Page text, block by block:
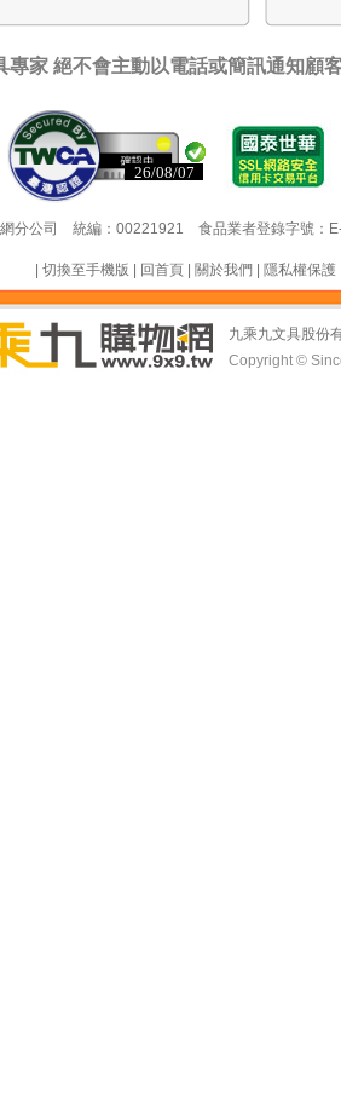
專家 絕不會主動以電話或簡訊通知顧
26/08/07
26/08/07
網分公司 統編：00221921 食品業者登錄字號
| 切換至手機版 | 回首頁| 關於我們| 隱私權保護
九乘九文具股份
Copyright ©